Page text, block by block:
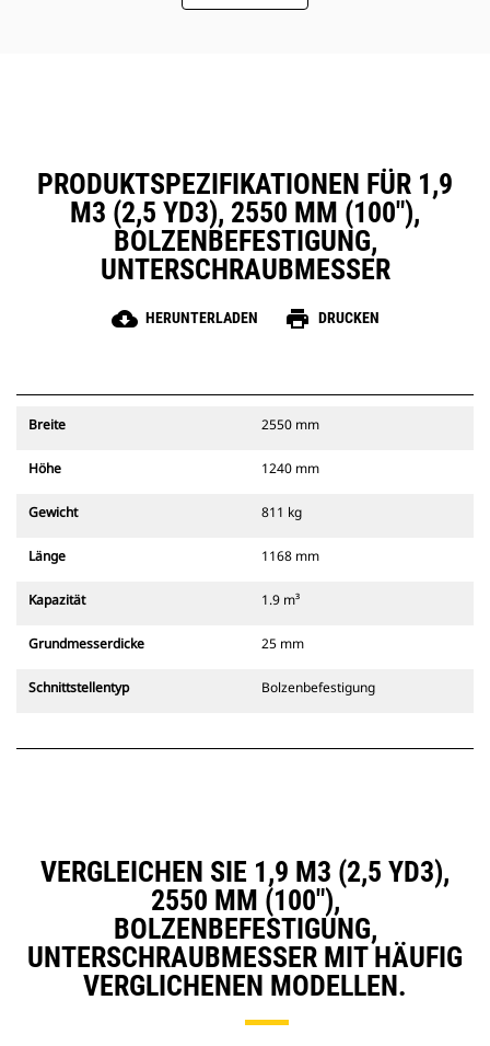
PRODUKTSPEZIFIKATIONEN FÜR 1,9
M3 (2,5 YD3), 2550 MM (100"),
BOLZENBEFESTIGUNG,
UNTERSCHRAUBMESSER
cloud_download HERUNTERLADEN print DRUCKEN
Breite 2550 mm
Höhe 1240 mm
Gewicht 811 kg
Länge 1168 mm
Kapazität 1.9 m³
Grundmesserdicke 25 mm
Schnittstellentyp Bolzenbefestigung
VERGLEICHEN SIE 1,9 M3 (2,5 YD3),
2550 MM (100"),
BOLZENBEFESTIGUNG,
UNTERSCHRAUBMESSER MIT HÄUFIG
VERGLICHENEN MODELLEN.